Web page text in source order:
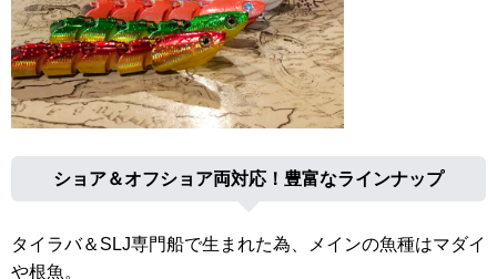
ショア＆オフショア両対応！豊富なラインナップ
タイラバ＆SLJ専門船で生まれた為、メインの魚種はマダイ
や根魚。